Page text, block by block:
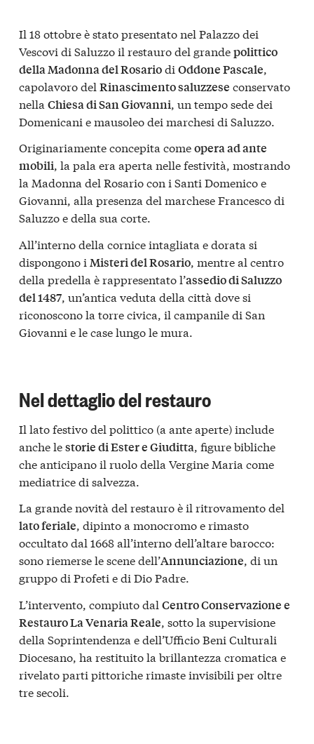
Il 18 ottobre è stato presentato nel Palazzo dei
Vescovi di Saluzzo il restauro del grandepolittico
della Madonna del Rosariodi Oddone Pascale,
capolavoro del Rinascimento saluzzese conservato
nella Chiesa di San Giovanni, un tempo sede dei
Domenicani e mausoleo dei marchesi di Saluzzo.
Originariamente concepita comeopera ad ante
mobili, la pala era aperta nelle festività, mostrando
la Madonna del Rosario con i Santi Domenico e
Giovanni, alla presenza del marchese Francesco di
Saluzzo e della sua corte.
All’interno della cornice intagliata e dorata si
dispongono i Misteri del Rosario, mentre al centro
della predella è rappresentato l’assedio di Saluzzo
del 1487, un’antica veduta della città dove si
riconoscono la torre civica, il campanile di San
Giovanni e le case lungo le mura.
Nel dettaglio del restauro
Il lato festivo del polittico (a ante aperte) include
anche lestorie di Ester e Giuditta, figure bibliche
che anticipano il ruolo della Vergine Maria come
mediatrice di salvezza.
La grande novità del restauro è il ritrovamento del
lato feriale, dipinto a monocromo e rimasto
occultato dal 1668 all’interno dell’altare barocco:
sono riemerse le scene dell’Annunciazione, di un
gruppo di Profeti e di Dio Padre.
L’intervento, compiuto dal Centro Conservazione e
Restauro La Venaria Reale, sotto la supervisione
della Soprintendenza e dell’Ufficio Beni Culturali
Diocesano, ha restituito la brillantezza cromatica e
rivelato parti pittoriche rimaste invisibili per oltre
tre secoli.